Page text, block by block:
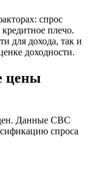
спрос
плечо.
для дохода, так и
доходности.
цены
Данные CBC
спроса